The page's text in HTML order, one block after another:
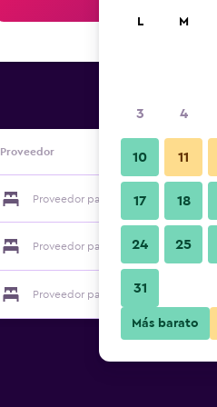
Proveedor
Proveedor para Sugar Hill Harlem Inn
Proveedor para Sugar Hill Harlem Inn
Proveedor para Sugar Hill Harlem Inn
L M
3 4
10 11
17 18
24 25
31
Más barato